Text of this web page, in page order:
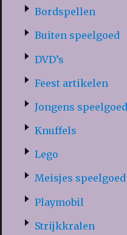
Bordspellen
Buiten speelgoed
DVD’s
Feest artikelen
Jongens speelgoed
Knuffels
Lego
Meisjes speelgoed
Playmobil
Strijkkralen